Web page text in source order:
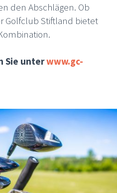
den Abschlägen. Ob
Golfclub Stiftland bietet
Sie unterwww.gc-